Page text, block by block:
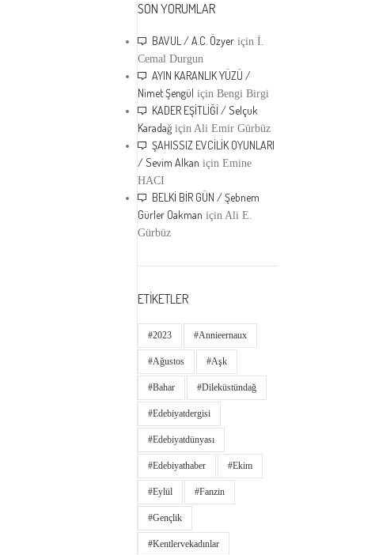
SON YORUMLAR
BAVUL / A.C. Özyer içinİ.
Cemal Durgun
AYIN KARANLIK YÜZÜ /
Nimet Şengül içinBengi Birgi
KADER EŞİTLİĞİ / Selçuk
Karadağ içinAli Emir Gürbüz
ŞAHISSIZ EVCİLİK OYUNLARI
/ Sevim Alkan içinEmine
HACI
BELKİ BİR GÜN / Şebnem
Gürler Oakman içinAli E.
Gürbüz
ETİKETLER
#2023 #annieernaux
#ağustos #aşk
#bahar #dileküstündağ
#edebiyatdergisi
#edebiyatdünyası
#edebiyathaber #ekim
#eylül #fanzin
#gençlik
#kentlervekadınlar